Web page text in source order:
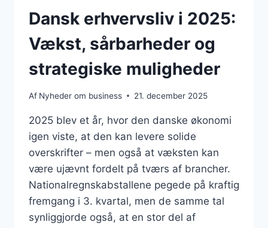
Dansk erhvervsliv i 2025:
Vækst, sårbarheder og
strategiske muligheder
Af Nyheder om business 21. december 2025
2025 blev et år, hvor den danske økonomi
igen viste, at den kan levere solide
overskrifter – men også at væksten kan
være ujævnt fordelt på tværs af brancher.
Nationalregnskabstallene pegede på kraftig
fremgang i 3. kvartal, men de samme tal
synliggjorde også, at en stor del af